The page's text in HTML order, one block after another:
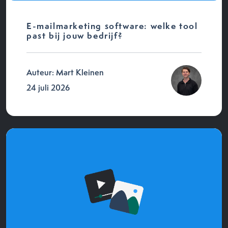
E-mailmarketing software: welke tool
past bij jouw bedrijf?
Auteur: Mart Kleinen
24 juli 2026